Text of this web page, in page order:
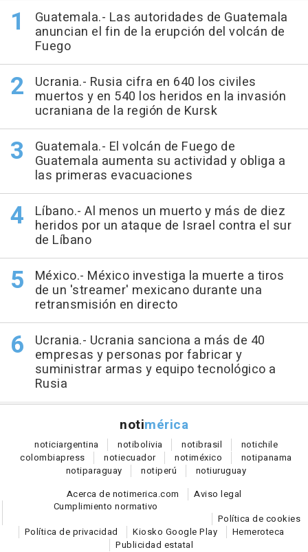
Guatemala.- Las autoridades de Guatemala
anuncian el fin de la erupción del volcán de
Fuego
Ucrania.- Rusia cifra en 640 los civiles
muertos y en 540 los heridos en la invasión
ucraniana de la región de Kursk
Guatemala.- El volcán de Fuego de
Guatemala aumenta su actividad y obliga a
las primeras evacuaciones
Líbano.- Al menos un muerto y más de diez
heridos por un ataque de Israel contra el sur
de Líbano
México.- México investiga la muerte a tiros
de un 'streamer' mexicano durante una
retransmisión en directo
Ucrania.- Ucrania sanciona a más de 40
empresas y personas por fabricar y
suministrar armas y equipo tecnológico a
Rusia
notimérica
noticiargentina notibolivia notibrasil notichile
colombiapress notiecuador notiméxico notipanama
notiparaguay notiperú notiuruguay
Acerca de notimerica.com
Aviso legal
Cumplimiento normativo
Política de cookies
Política de privacidad
Kiosko Google Play
Hemeroteca
Publicidad estatal